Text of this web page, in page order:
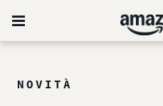
NOVITÀ